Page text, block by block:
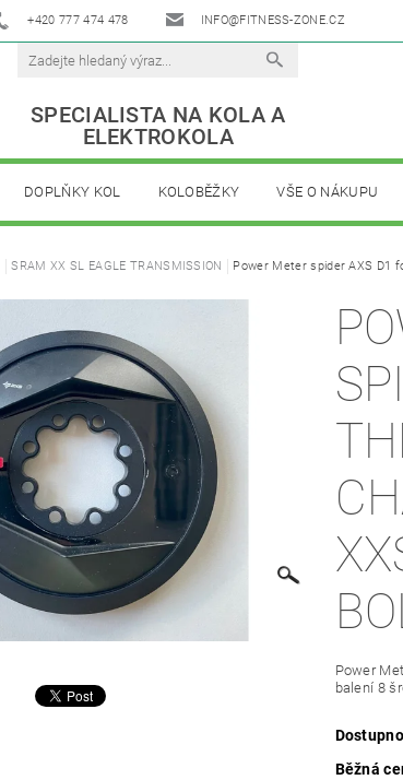
+420 777 474 478 INFO@FITNESS-ZONE.CZ
SPECIALISTA NA KOLA A
ELEKTROKOLA
DOPLŇKY KOL KOLOBĚŽKY VŠE O NÁKUPU
SRAM XX SL EAGLE TRANSMISSION Power Meter spider AXS D1
Power
balení 8
Běžná